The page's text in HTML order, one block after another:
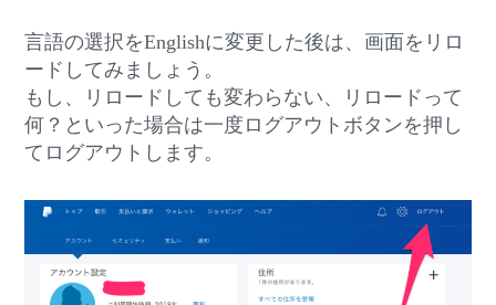
言語の選択をEnglishに変更した後は、画面をリロ
ードしてみましょう。
もし、リロードしても変わらない、リロードって
何？といった場合は一度ログアウトボタンを押し
てログアウトします。